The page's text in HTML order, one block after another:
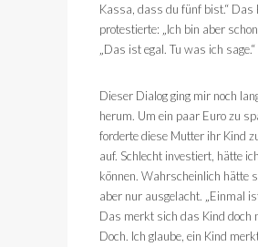
Kassa, dass du fünf bist.“ Das
protestierte: „Ich bin aber
„Das ist egal. Tu was ich sage.“
Dieser Dialog ging mir noch
herum. Um ein paar Euro zu
forderte diese Mutter ihr Kind
auf. Schlecht investiert, hätte
können. Wahrscheinlich hätte
aber nur ausgelacht. „Einmal
Das merkt sich das Kind doch
Doch. Ich glaube, ein Kind